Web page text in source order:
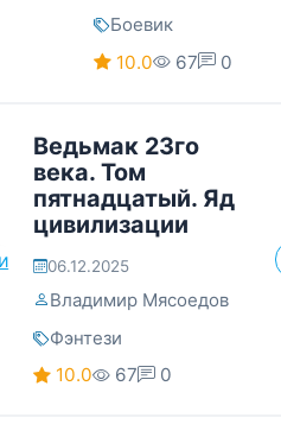
Боевик
10.0
67 0
Ведьмак 23го
века. Том
пятнадцатый. Яд
цивилизации
06.12.2025
Владимир Мясоедов
Фэнтези
10.0
67 0